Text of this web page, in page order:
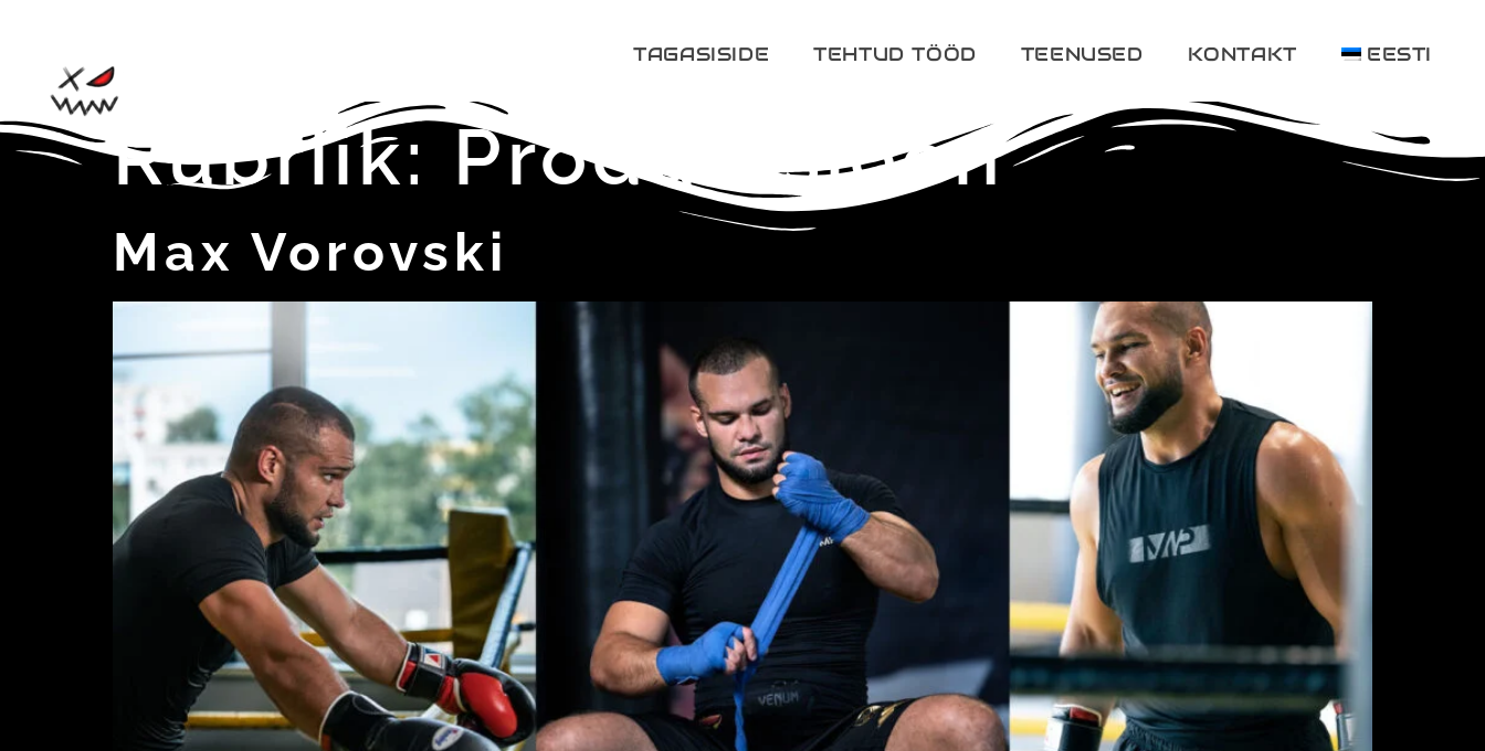
TAGASISIDE TEHTUD TÖÖD TEENUSED KONTAKT EESTI
Rubriik: Produktsioon
Max Vorovski